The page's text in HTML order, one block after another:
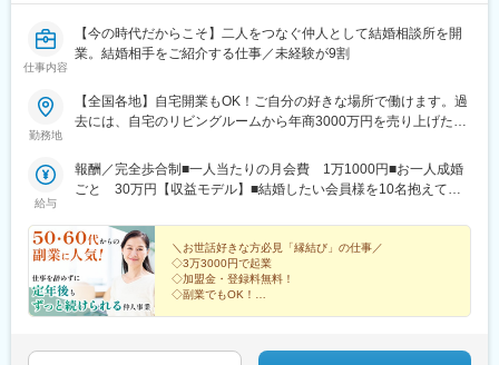
仕事内容
【今の時代だからこそ】二人をつなぐ仲人として結婚相談所を開
業。結婚相手をご紹介する仕事／未経験が9割
勤務地
【全国各地】自宅開業もOK！ご自分の好きな場所で働けます。過
去には、自宅のリビングルームから年商3000万円を売り上げた方
給与
報酬／完全歩合制■一人当たりの月会費 1万1000円■お一人成婚
ごと 30万円【収益モデル】■結婚したい会員様を10名抱えてい
方の収益実績もご紹介！＞◆兵庫県 40代・女性・2017年2月開
業・自己資金：0円・年間所得額：1056万円◆東京都 40代・女
性・2017年4月開業・自己資金：3万円・年間所得額：984万円◆
福島県 50代・男性・2014年6月開業・自己資金：5.0万円・年間
所得額768万円【契約時に必要な費用】■加盟金：0円■仲人登録
＼お世話好きな方必見「縁結び」の仕事／
◇3万3000円で起業
◇加盟金・登録料無料！
◇副業でもOK！
◇年商3000万円も可能！